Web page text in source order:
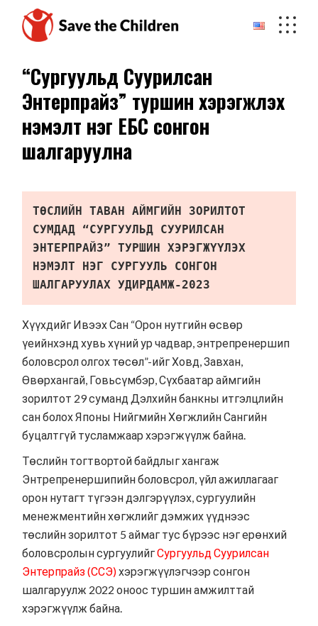
content
“Сургуульд Суурилсан
Энтерпрайз” туршин хэрэгжүүлэх
нэмэлт нэг ЕБС сонгон
шалгаруулна
ТӨСЛИЙН ТАВАН АЙМГИЙН ЗОРИЛТОТ
СУМДАД “СУРГУУЛЬД СУУРИЛСАН
ЭНТЕРПРАЙЗ” ТУРШИН ХЭРЭГЖҮҮЛЭХ
НЭМЭЛТ НЭГ СУРГУУЛЬ СОНГОН
ШАЛГАРУУЛАХ УДИРДАМЖ-2023
Хүүхдийг Ивээх Сан “Орон нутгийн өсвөр
үеийнхэнд хувь хүний ур чадвар, энтрепренершип
боловсрол олгох төсөл”-ийг Ховд, Завхан,
Өвөрхангай, Говьсүмбэр, Сүхбаатар аймгийн
зорилтот 29 суманд Дэлхийн банкны итгэлцлийн
сан болох Японы Нийгмийн Хөгжлийн Сангийн
буцалтгүй тусламжаар хэрэгжүүлж байна.
Төслийн тогтвортой байдлыг хангаж
Энтрепренершипийн боловсрол, үйл ажиллагааг
орон нутагт түгээн дэлгэрүүлэх, сургуулийн
менежментийн хөгжлийг дэмжих үүднээс
төслийн зорилтот 5 аймаг тус бүрээс нэг ерөнхий
боловсролын сургуулийгСургуульд Суурилсан
Энтерпрайз (ССЭ)хэрэгжүүлэгчээр сонгон
шалгаруулж 2022 оноос туршин амжилттай
хэрэгжүүлж байна.